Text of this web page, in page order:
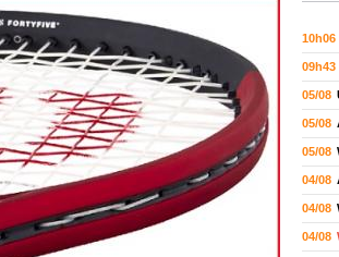
10h06
09h43
05/08
05/08
05/08
04/08
04/08
04/08